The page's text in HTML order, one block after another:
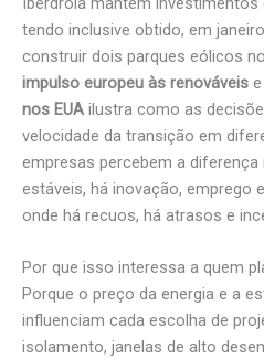
tendo inclusive obtido, em
construir dois parques eólicos
impulso europeu às renováveis
nos EUA ilustra como as
velocidade da transição em
empresas percebem a diferença
estáveis, há inovação, emprego
onde há recuos, há atrasos e
Por que isso interessa a quem
Porque o preço da energia e a
influenciam cada escolha de
isolamento, janelas de alto